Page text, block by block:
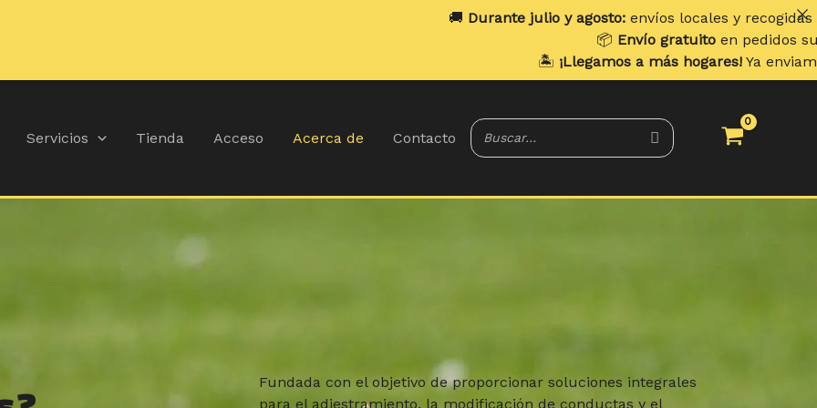
Servicios Tienda Acceso Acerca de Contacto
Fundada con el objetivo de proporcionar soluciones integrales
para el adiestramiento, la modificación de conductas y el
Durante julio y agosto:envíos locales y recogidas loslunes.
Envío gratuitoen pedidos superiores a
¡Llegamos a más hogares!Ya enviamos a